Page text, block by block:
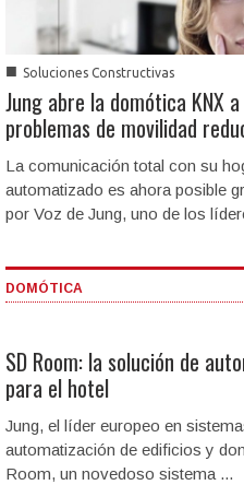
■ Soluciones Constructivas
Jung abre la domótica KNX
problemas de movilidad
La comunicación total con su
automatizado es ahora posible
por Voz de Jung, uno de los
DOMÓTICA
SD Room: la solución de
para el hotel
Jung, el líder europeo en
automatización de edificios y
Room, un novedoso sistema ...